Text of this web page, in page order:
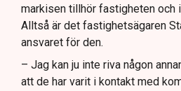
markisen tillhör fastigheten och
Alltså är det fastighetsägaren
ansvaret för den.
– Jag kan ju inte riva någon
att de har varit i kontakt med